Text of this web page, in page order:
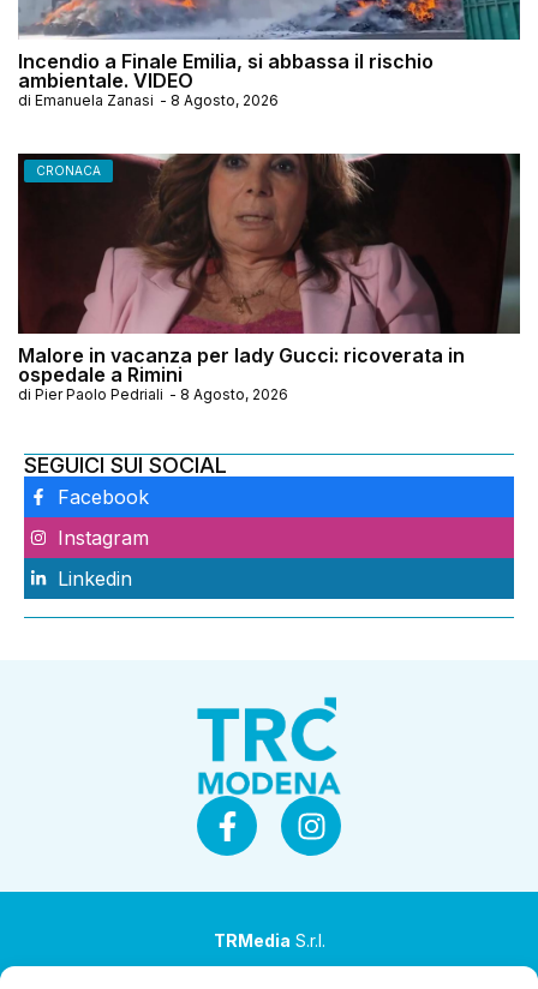
Incendio a Finale Emilia, si abbassa il rischio
ambientale. VIDEO
di Emanuela Zanasi - 8 Agosto, 2026
CRONACA
Malore in vacanza per lady Gucci: ricoverata in
ospedale a Rimini
di Pier Paolo Pedriali - 8 Agosto, 2026
SEGUICI SUI SOCIAL
Facebook
Instagram
Linkedin
TRMedia S.r.l.